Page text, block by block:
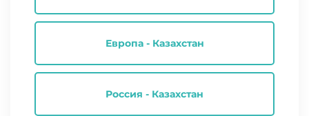
Европа - Казахстан
Россия - Казахстан